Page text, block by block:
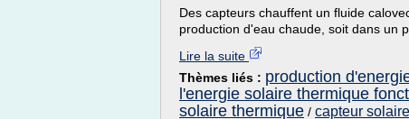
Des capteurs chauffent un fluide
production d'eau chaude, soit dans un
Lire la suite
Thèmes liés : production
l'energie solaire thermique
solaire thermique / capteur